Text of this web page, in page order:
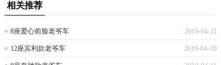
相关推荐
2019-04-11
8座爱心前脸老爷车
2019-04-10
12座宾利款老爷车